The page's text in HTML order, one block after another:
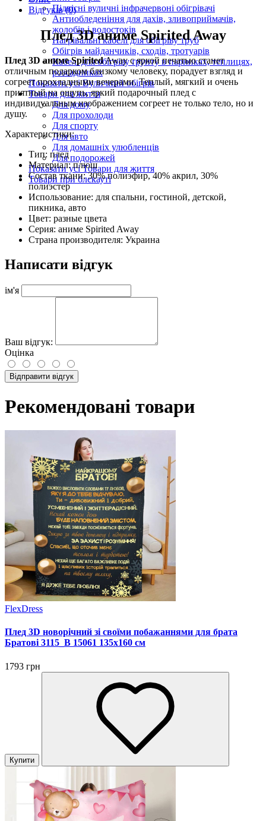
Підвісні вуличні інфрачервоні обігрівачі
Антиобледеніння для дахів, зливоприймачів,
жолобів і водостоків
Нагрівальні кабелі для обігріву труб
Обігрів майданчиків, сходів, тротуарів
Кабелі для обігріву ґрунту в парниках, теплицях,
розсадниках
Показати усі Вуличний обігрів
Товари для життя
Для дому
Для прохолоди
Для спорту
Для авто
Для домашніх улюбленців
Для подорожей
Показати усі Товари для життя
Товари при блєкауті
Відгуків (0)
Плед 3D аниме Spirited Away
Плед 3D аниме SpiritedAway с яркой печатью станет
отличным подарком близкому человеку, порадует взгляд и
согреет прохладными вечерами. Теплый, мягкий и очень
приятный на ощупь, яркий подарочный плед с
индивидуальным изображением согреет не только тело, но и
душу.
Характеристики:
Тип: плед
Материал: плюш
Состав ткани: 30% полиэфир, 40% акрил, 30%
полиэстер
Использование: для спальни, гостиной, детской,
пикника, авто
Цвет: разные цвета
Серия: аниме Spirited Away
Страна производителя: Украина
Написати відгук
ім'я
Ваш відгук:
Оцінка
Відправити відгук
Рекомендовані товари
FlexDress
Плед 3D новорічний зі своїми побажаннями для брата
Братові 3115_B 15061 135х160 см
1793 грн
Купити